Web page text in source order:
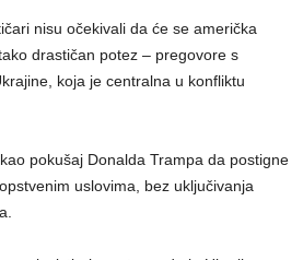
nisu očekivali da će se američka
drastičan potez – pregovore s
koja je centralna u konfliktu
pokušaj Donalda Trampa da postigne
uslovima, bez uključivanja